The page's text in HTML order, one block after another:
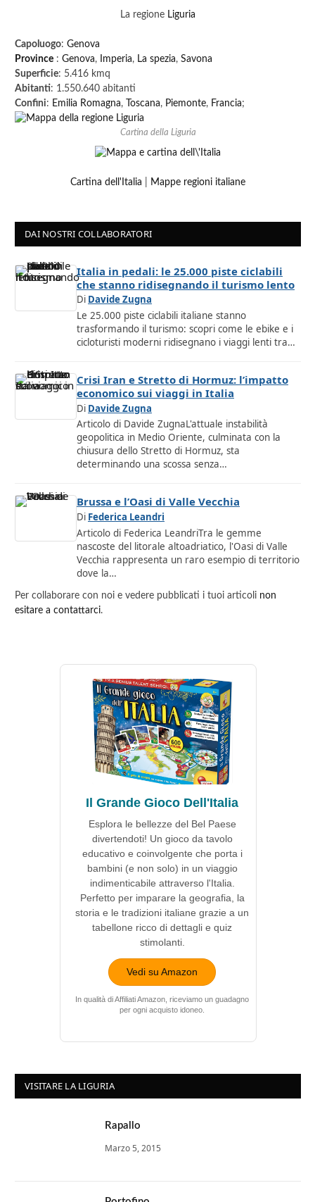
La regione Liguria
Capoluogo: Genova
Province : Genova, Imperia, La spezia, Savona
Superficie: 5.416 kmq
Abitanti: 1.550.640 abitanti
Confini: Emilia Romagna, Toscana, Piemonte, Francia;
Cartina della Liguria
Cartina dell'Italia Mappe regioni italiane
DAI NOSTRI COLLABORATORI
Italia in pedali: le 25.000 piste ciclabili
che stanno ridisegnando il turismo lento
Di Davide Zugna
Le 25.000 piste ciclabili italiane stanno
trasformando il turismo: scopri come le ebike e i
cicloturisti moderni ridisegnano i viaggi lenti tra…
Crisi Iran e Stretto di Hormuz: l’impatto
economico sui viaggi in Italia
Di Davide Zugna
Articolo di Davide ZugnaL'attuale instabilità
geopolitica in Medio Oriente, culminata con la
chiusura dello Stretto di Hormuz, sta
determinando una scossa senza…
Brussa e l’Oasi di Valle Vecchia
Di Federica Leandri
Articolo di Federica LeandriTra le gemme
nascoste del litorale altoadriatico, l'Oasi di Valle
Vecchia rappresenta un raro esempio di territorio
dove la…
Per collaborare con noi e vedere pubblicati i tuoi articoli non
esitare a contattarci.
Il Grande Gioco Dell'Italia
Esplora le bellezze del Bel Paese
divertendoti! Un gioco da tavolo
educativo e coinvolgente che porta i
bambini (e non solo) in un viaggio
indimenticabile attraverso l'Italia.
Perfetto per imparare la geografia, la
storia e le tradizioni italiane grazie a un
tabellone ricco di dettagli e quiz
stimolanti.
Vedi su Amazon
In qualità di Affiliati Amazon, riceviamo un guadagno
per ogni acquisto idoneo.
VISITARE LA LIGURIA
Rapallo
Marzo 5, 2015